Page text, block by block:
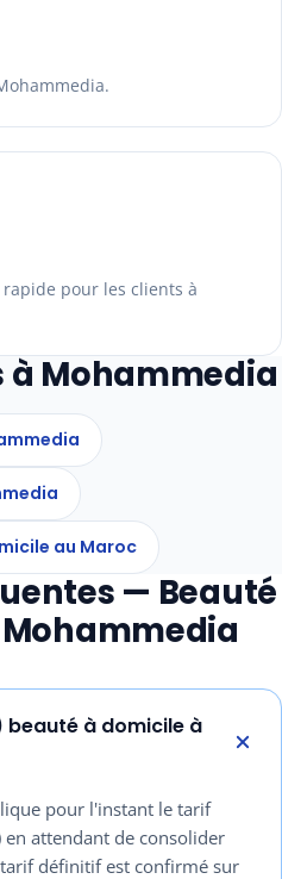
pour les clients à
à Mohammedia
au Maroc
— Beauté
à domicile à
pour l'instant le tarif
en attendant de consolider
définitif est confirmé sur